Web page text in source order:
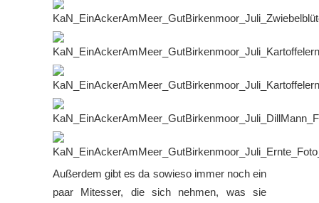
Außerdem gibt es da sowieso immer noch ein
paar Mitesser, die sich nehmen, was sie